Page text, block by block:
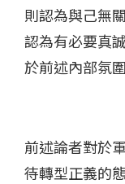
則認為與己無
認為有必要真
於前述內部氛
前述論者對於
待轉型正義的